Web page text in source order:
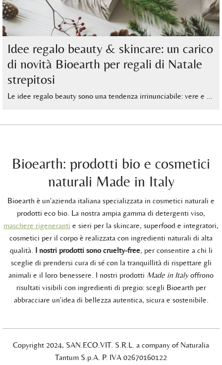
Idee regalo beauty & skincare: un carico
di novità Bioearth per regali di Natale
strepitosi
Le idee regalo beauty sono una tendenza irrinunciabile: vere e …
Bioearth: prodotti bio e cosmetici
naturali Made in Italy
Bioearth è un'azienda italiana specializzata in cosmetici naturali e
prodotti eco bio. La nostra ampia gamma di detergenti viso,
maschere rigeneranti e sieri per la skincare, superfood e integratori,
cosmetici per il corpo è realizzata con ingredienti naturali di alta
qualità. I nostri prodotti sono cruelty-free, per consentire a chi li
sceglie di prendersi cura di sé con la tranquillità di rispettare gli
animali e il loro benessere. I nostri prodotti Made in Italyoffrono
risultati visibili con ingredienti di pregio: scegli Bioearth per
abbracciare un'idea di bellezza autentica, sicura e sostenibile.
Copyright 2024, SAN.ECO.VIT. S.R.L. a company of Naturalia
Tantum S.p.A. P. IVA 02670160122